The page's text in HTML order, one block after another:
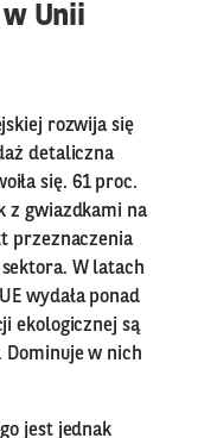
Unii
rozwija się
detaliczna
się. 61 proc.
z gwiazdkami na
przeznaczenia
W latach
wydała ponad
ekologicznej są
Dominuje w nich
jest jednak